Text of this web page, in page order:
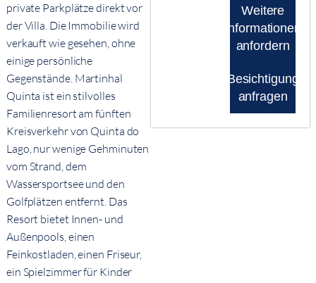
private Parkplätze direkt vor
der Villa. Die Immobilie wird
verkauft wie gesehen, ohne
einige persönliche
Gegenstände. Martinhal
Quinta ist ein stilvolles
Familienresort am fünften
Kreisverkehr von Quinta do
Lago, nur wenige Gehminuten
vom Strand, dem
Wassersportsee und den
Golfplätzen entfernt. Das
Resort bietet Innen- und
Außenpools, einen
Feinkostladen, einen Friseur,
ein Spielzimmer für Kinder
Weitere
Informationen
anfordern
Besichtigung
anfragen